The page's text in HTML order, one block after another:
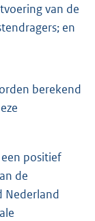
van de
en
berekend
positief
de
Nederland